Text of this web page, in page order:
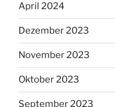
April 2024
Dezember 2023
November 2023
Oktober 2023
September 2023